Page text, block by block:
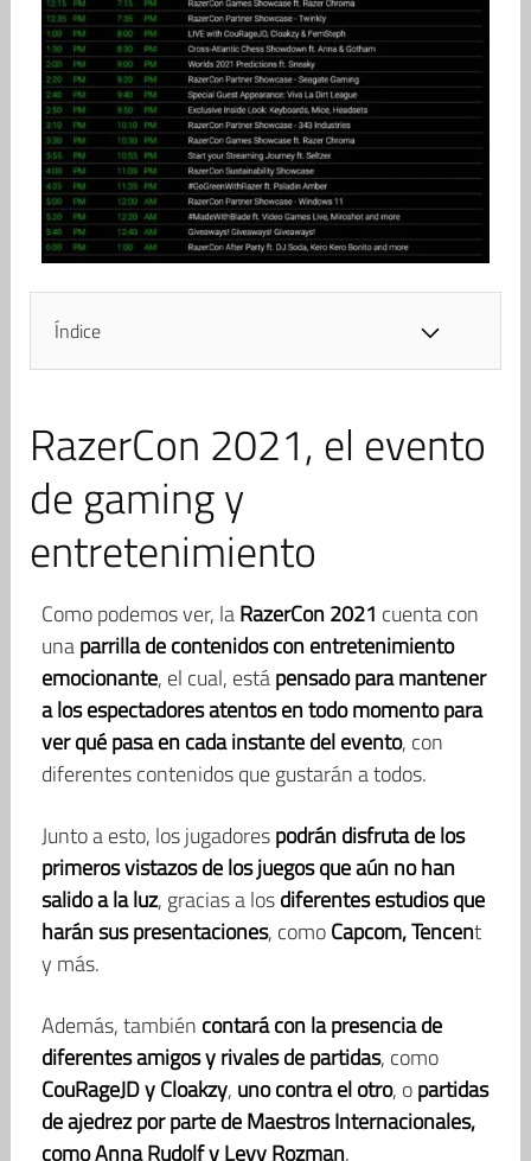
Índice
RazerCon 2021, el evento
de gaming y
entretenimiento
Como podemos ver, laRazerCon 2021 cuenta con
unaparrilla de contenidos con entretenimiento
emocionante, el cual, estápensado para mantener
a los espectadores atentos en todo momento para
ver qué pasa en cada instante del evento, con
diferentes contenidos que gustarán a todos.
Junto a esto, los jugadorespodrán disfruta de los
primeros vistazos de los juegos que aún no han
salido a la luz, gracias a losdiferentes estudios que
harán sus presentaciones, comoCapcom, Tencent
y más.
Además, también contará con la presencia de
diferentes amigos y rivales de partidas, como
CouRageJD y Cloakzy, uno contra el otro, opartidas
de ajedrez por parte de Maestros Internacionales,
como Anna Rudolf y Levy Rozman.